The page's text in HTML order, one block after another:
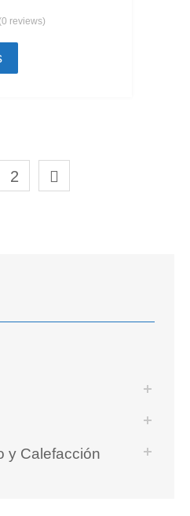
(0 reviews)
2
y Calefacción